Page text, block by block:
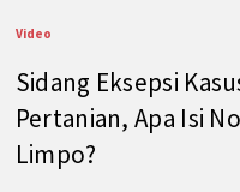
Video
Sidang Eksepsi
Pertanian, Apa Isi
Limpo?